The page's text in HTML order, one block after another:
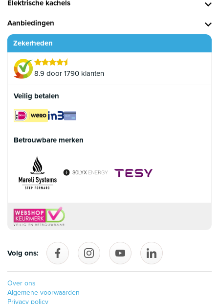
Elektrische kachels
Aanbiedingen
Zekerheden
8.9 door 1790 klanten
Veilig betalen
Betrouwbare merken
Volg ons: Volg ons op Facebook
follow_us_on_instagram
Volg ons op YouTube
Over ons
Algemene voorwaarden